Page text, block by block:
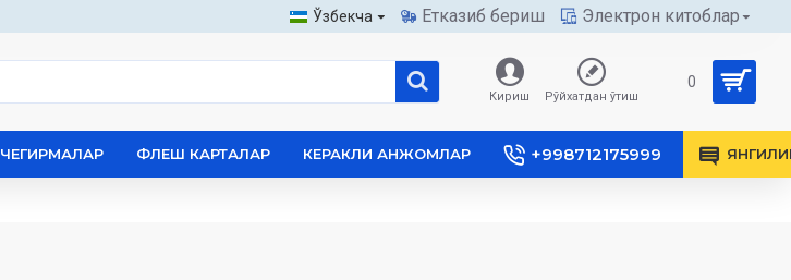
Ўзбекча Етказиб бериш Электрон китоблар
Кириш Рўйхатдан ўтиш
0
ЧЕГИРМАЛАР ФЛЕШ КАРТАЛАР КЕРАКЛИ АНЖОМЛАР +998712175999